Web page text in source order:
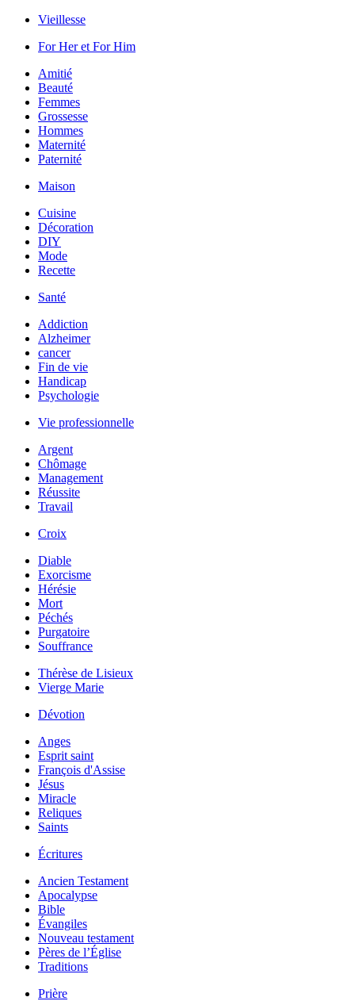
Vieillesse
For Her et For Him
Amitié
Beauté
Femmes
Grossesse
Hommes
Maternité
Paternité
Maison
Cuisine
Décoration
DIY
Mode
Recette
Santé
Addiction
Alzheimer
cancer
Fin de vie
Handicap
Psychologie
Vie professionnelle
Argent
Chômage
Management
Réussite
Travail
Croix
Diable
Exorcisme
Hérésie
Mort
Péchés
Purgatoire
Souffrance
Thérèse de Lisieux
Vierge Marie
Dévotion
Anges
Esprit saint
François d'Assise
Jésus
Miracle
Reliques
Saints
Écritures
Ancien Testament
Apocalypse
Bible
Évangiles
Nouveau testament
Pères de l’Église
Traditions
Prière